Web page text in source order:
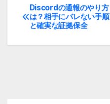
投
稿
Discordの通報のやり方
は？相手にバレない手順
と確実な証拠保全